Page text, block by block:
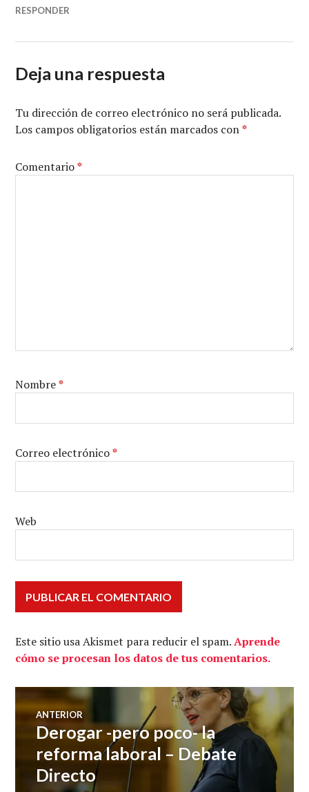
RESPONDER
Deja una respuesta
Tu dirección de correo electrónico no será publicada.
Los campos obligatorios están marcados con*
Comentario*
Nombre*
Correo electrónico*
Web
Este sitio usa Akismet para reducir el spam.Aprende
cómo se procesan los datos de tus comentarios.
Navegación
de
ANTERIOR
Entrada
anterior:
Derogar -pero poco- la
reforma laboral – Debate
Directo